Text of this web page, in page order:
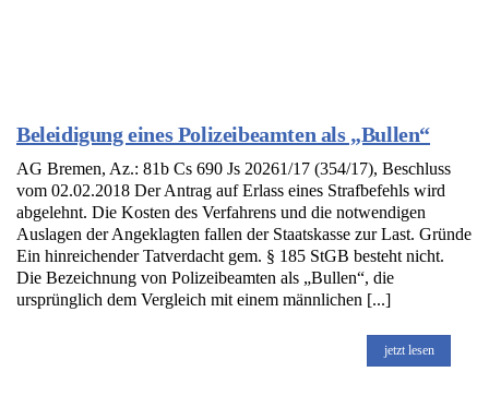
Beleidigung eines Polizeibeamten als „Bullen“
AG Bremen, Az.: 81b Cs 690 Js 20261/17 (354/17), Beschluss
vom 02.02.2018 Der Antrag auf Erlass eines Strafbefehls wird
abgelehnt. Die Kosten des Verfahrens und die notwendigen
Auslagen der Angeklagten fallen der Staatskasse zur Last. Gründe
Ein hinreichender Tatverdacht gem. § 185 StGB besteht nicht.
Die Bezeichnung von Polizeibeamten als „Bullen“, die
ursprünglich dem Vergleich mit einem männlichen [...]
jetzt lesen